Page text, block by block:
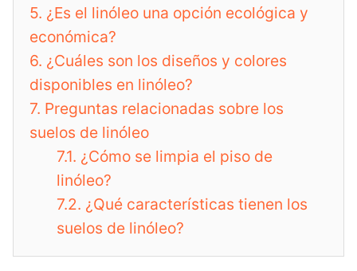
5. ¿Es el linóleo una opción ecológica y
económica?
6. ¿Cuáles son los diseños y colores
disponibles en linóleo?
7. Preguntas relacionadas sobre los
suelos de linóleo
7.1. ¿Cómo se limpia el piso de
linóleo?
7.2. ¿Qué características tienen los
suelos de linóleo?